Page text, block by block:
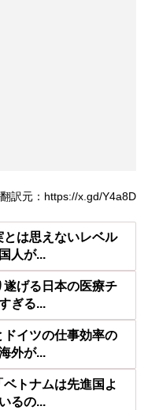
翻訳元：https://x.gd/Y4a8D
は思えないレベル
人が...
げる日本の医療チ
ぎる...
イツの仕事効率の
外が...
ベトナムは先進国よ
るの...